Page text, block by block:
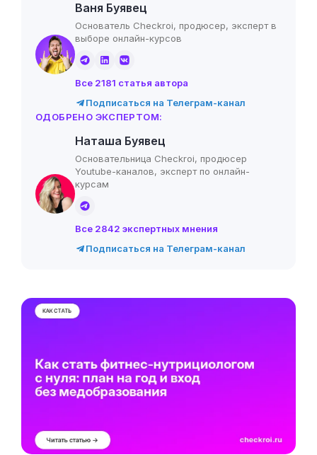
Ваня Буявец
Основатель Checkroi, продюсер, эксперт в
выборе онлайн-курсов
Все 2181 статья автора
Подписаться на Телеграм-канал
ОДОБРЕНО ЭКСПЕРТОМ:
Наташа Буявец
Основательница Checkroi, продюсер
Youtube-каналов, эксперт по онлайн-
курсам
Все 2842 экспертных мнения
Подписаться на Телеграм-канал